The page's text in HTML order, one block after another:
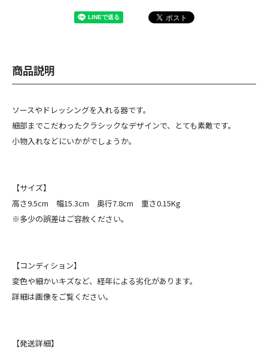
商品説明
ソースやドレッシングを入れる器です。
細部までこだわったクラシックなデザインで、とても素敵です。
小物入れなどにいかがでしょうか。
【サイズ】
高さ9.5cm 幅15.3cm 奥行7.8cm 重さ0.15Kg
※多少の誤差はご容赦ください。
【コンディション】
変色や細かいキズなど、経年による劣化があります。
詳細は画像をご覧ください。
【発送詳細】